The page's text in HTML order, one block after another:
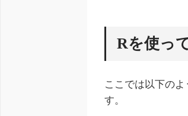
Rを使っ
ここでは以下の
す。